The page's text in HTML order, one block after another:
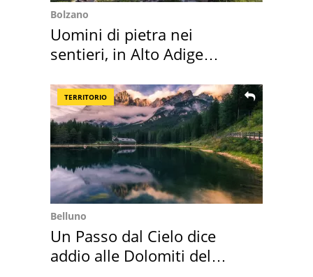
Bolzano
Uomini di pietra nei
sentieri, in Alto Adige
TERRITORIO
Belluno
Un Passo dal Cielo dice
addio alle Dolomiti del